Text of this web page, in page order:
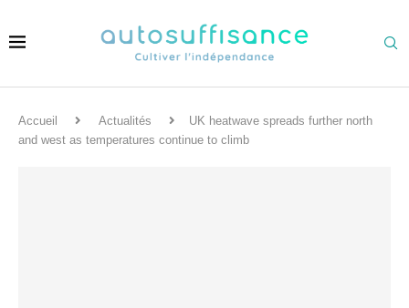
Accueil Actualités
UK heatwave spreads further north
and west as temperatures continue to climb